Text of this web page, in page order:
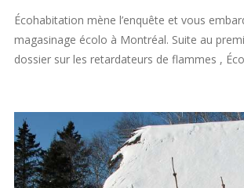
Écohabitation mène l’enquête et vous
magasinage écolo à Montréal. Suite au
dossier sur les retardateurs de flammes ,